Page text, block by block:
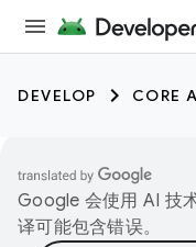
DEVELOP CORE
Google 会使用 AI 技
译可能包含错误。